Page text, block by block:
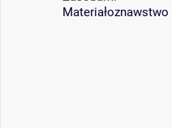
Materiałoznawstwo